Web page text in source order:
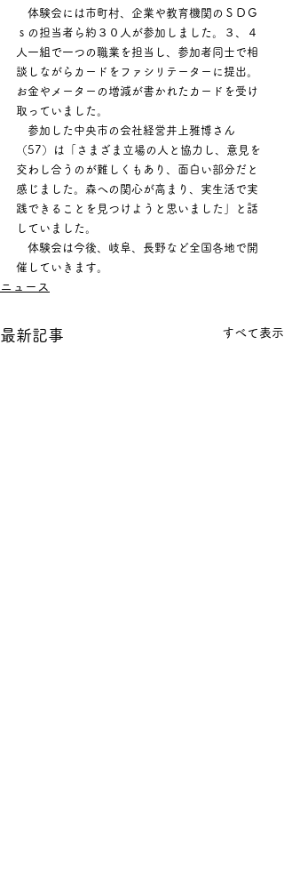
体験会には市町村、企業や教育機関のＳＤＧ
ｓの担当者ら約３０人が参加しました。３、４
人一組で一つの職業を担当し、参加者同士で相
談しながらカードをファシリテーターに提出。
お金やメーターの増減が書かれたカードを受け
取っていました。
参加した中央市の会社経営井上雅博さん
（57）は「さまざま立場の人と協力し、意見を
交わし合うのが難しくもあり、面白い部分だと
感じました。森への関心が高まり、実生活で実
践できることを見つけようと思いました」と話
していました。
体験会は今後、岐阜、長野など全国各地で開
催していきます。
ニュース
最新記事 すべて表示